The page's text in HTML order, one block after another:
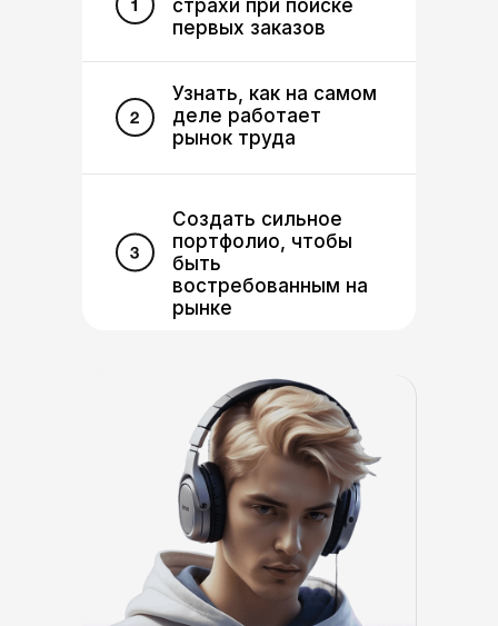
страхи при поиске
первых заказов
Узнать, как на самом
деле работает
рынок труда
Создать сильное
портфолио, чтобы
быть
востребованным на
рынке